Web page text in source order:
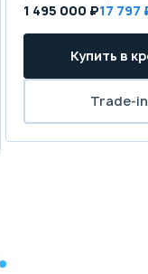
1 495 000 ₽17 797